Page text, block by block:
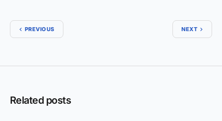
PREVIOUS NEXT
Related posts